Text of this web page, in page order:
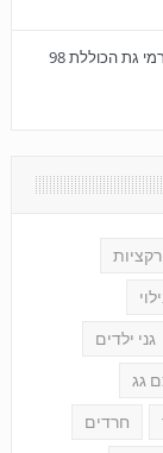
נחתמה תעודת הגמר במתחם 01 בכרמי גת הכוללת 98
גני ילדים
גג
חרדים